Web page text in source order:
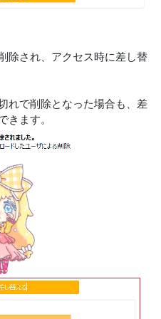
除され、アクセス時に差し替
れで削除となった場合も、差
きます。